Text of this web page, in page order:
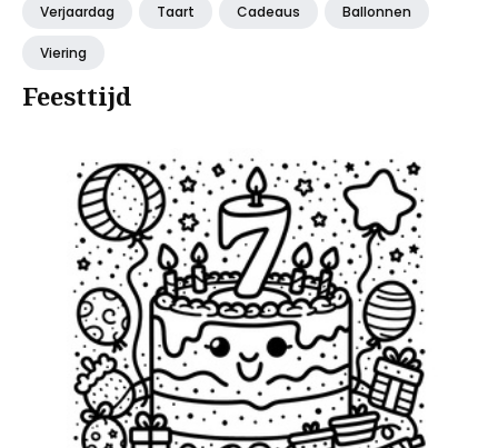
Verjaardag Taart Cadeaus Ballonnen
Viering
Feesttijd